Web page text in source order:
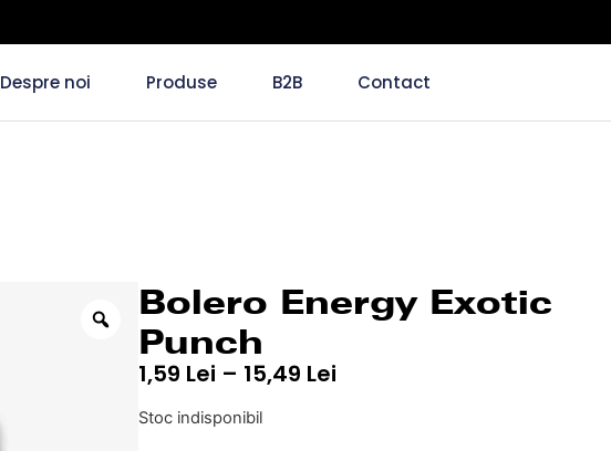
Despre noi Produse B2B Contact
Bolero Energy Exotic
Punch
1,59 Lei – 15,49 Lei
Stoc indisponibil